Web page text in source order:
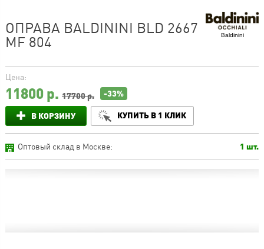
Baldinini
ОПРАВА BALDININI BLD 2667
MF 804
Цена:
11800р. 17700 р. -33%
В КОРЗИНУ КУПИТЬ В 1 КЛИК
Оптовый склад в Москве: 1 шт.